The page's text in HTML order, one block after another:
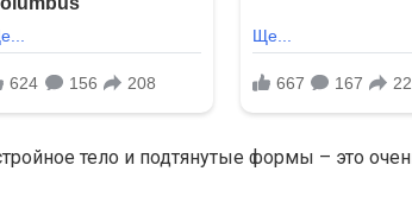
тело и подтянутые формы – это